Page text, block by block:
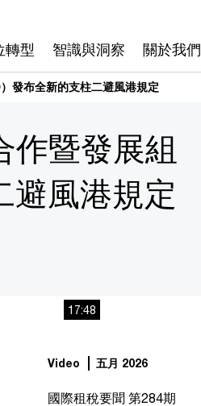
轉型 智識與洞察 關於我們
發布全新的支柱二避風港規定
作暨發展組
避風港規定
17:48
Video 五月 2026
國際租稅要聞 第284期